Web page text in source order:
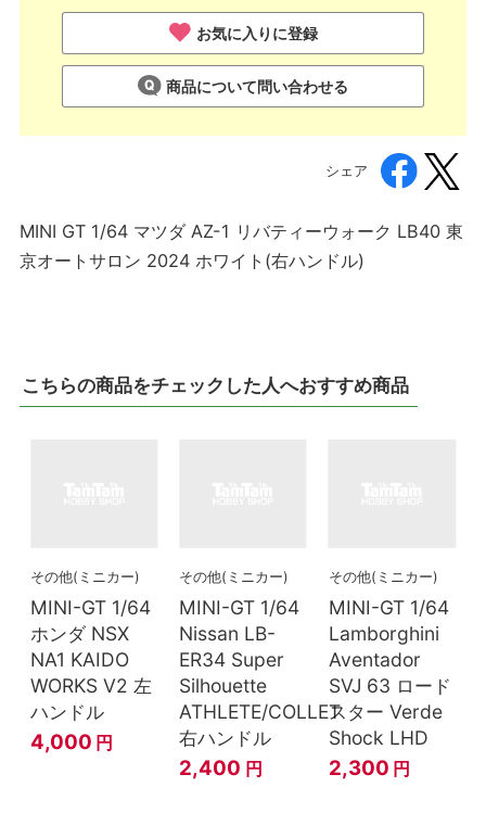
お気に入りに登録
商品について問い合わせる
シェア
MINI GT 1/64 マツダ AZ-1 リバティーウォーク LB40 東
京オートサロン 2024 ホワイト(右ハンドル)
こちらの商品をチェックした人へおすすめ商品
その他(ミニカー)
MINI-GT 1/64
ホンダ NSX
NA1 KAIDO
WORKS V2 左
ハンドル
4,000 円
その他(ミニカー)
MINI-GT 1/64
Nissan LB-
ER34 Super
Silhouette
ATHLETE/COLLET
右ハンドル
2,400 円
その他(ミニカー)
MINI-GT 1/64
Lamborghini
Aventador
SVJ 63 ロード
スター Verde
Shock LHD
2,300 円